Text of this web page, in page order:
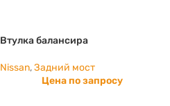
Втулка балансира
Nissan,Задний мост
Цена по запросу